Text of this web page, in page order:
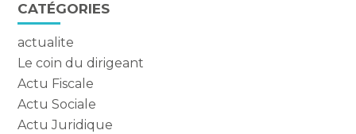
CATÉGORIES
actualite
Le coin du dirigeant
Actu Fiscale
Actu Sociale
Actu Juridique